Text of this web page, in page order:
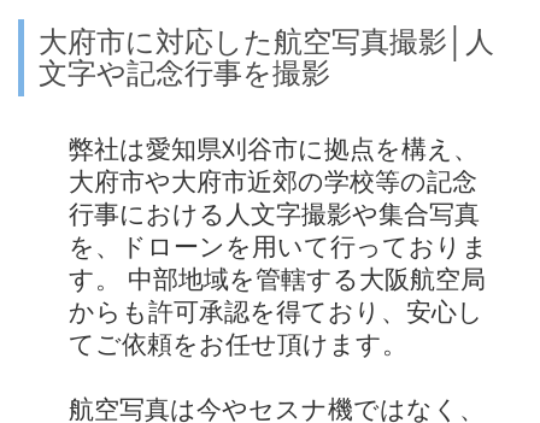
大府市に対応した航空写真撮影│人
文字や記念行事を撮影
弊社は愛知県刈谷市に拠点を構え、
大府市や大府市近郊の学校等の記念
行事における人文字撮影や集合写真
を、ドローンを用いて行っておりま
す。 中部地域を管轄する大阪航空局
からも許可承認を得ており、安心し
てご依頼をお任せ頂けます。
航空写真は今やセスナ機ではなく、